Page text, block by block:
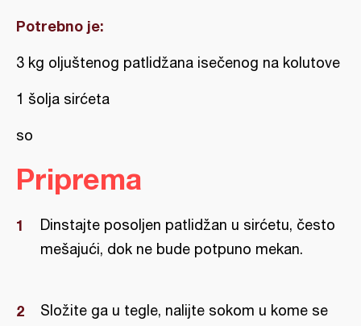
Potrebno je:
3 kg oljuštenog patlidžana isečenog na kolutove
1 šolja sirćeta
so
Priprema
Dinstajte posoljen patlidžan u sirćetu, često
mešajući, dok ne bude potpuno mekan.
Složite ga u tegle, nalijte sokom u kome se